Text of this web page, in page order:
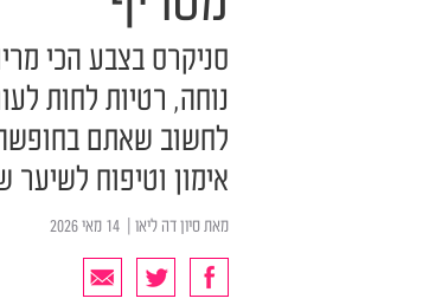
סניקרס בצבע הכי
נוחה, רטיות לחות
לחשוב שאתם בחופשה
אימון וטיפוח לשיער
מאתסיון דה ליאו